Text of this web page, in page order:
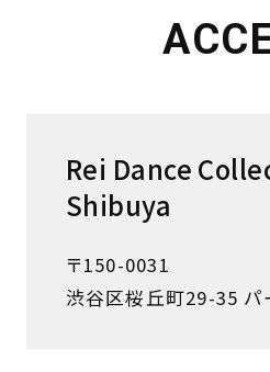
Rei Dance
Shibuya
〒150-0031
渋谷区桜丘町29-35 パ